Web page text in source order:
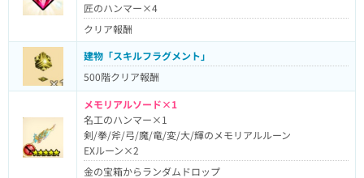
匠のハンマー×4
クリア報酬
建物「スキルフラグメント」
500階クリア報酬
メモリアルソード×1
名工のハンマー×1
剣/拳/斧/弓/魔/竜/変/大/輝のメモリアルルーン
EXルーン×2
金の宝箱からランダムドロップ